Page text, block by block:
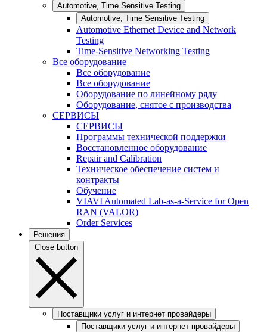
Automotive, Time Sensitive Testing
Automotive, Time Sensitive Testing
Automotive Ethernet Device and Network
Testing
Time-Sensitive Networking Testing
Все оборудование
Все оборудование
Все оборудование
Оборудование по линейному ряду
Оборудование, снятое с производства
СЕРВИСЫ
СЕРВИСЫ
Программы технической поддержки
Восстановленное оборудование
Repair and Calibration
Техническое обеспечение систем и
контракты
Обучение
VIAVI Automated Lab-as-a-Service for Open
RAN (VALOR)
Order Services
Решения
Close button
Поставщики услуг и интернет провайдеры
Поставщики услуг и интернет провайдеры